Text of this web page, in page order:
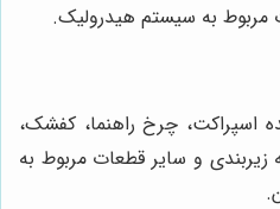
مربوط به سیستم هیدرولیک.
اسپراکت، چرخ راهنما، کفشک،
زیربندی و سایر قطعات مربوط به